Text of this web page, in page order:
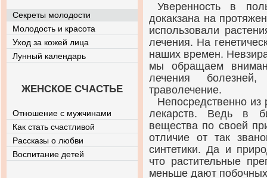
Уверенность в
докакзана на
использовали
лечения. На
наших времен.
мы обращаем
лечения
траволечение.
Непосредственно из
лекарств. Ведь в
вещества по своей
отличие от так
синтетики. Да и
что растительные
меньше дают
Секреты молодости
Молодость и красота
Уход за кожей лица
Лунный календарь
ЖЕНСКОЕ СЧАСТЬЕ
Отношение с мужчинами
Как стать счастливой
Рассказы о любви
Воспитание детей